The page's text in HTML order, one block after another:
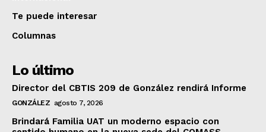
Te puede interesar
Columnas
Lo último
Director del CBTIS 209 de González rendirá Informe
GONZÁLEZ agosto 7, 2026
Brindará Familia UAT un moderno espacio con